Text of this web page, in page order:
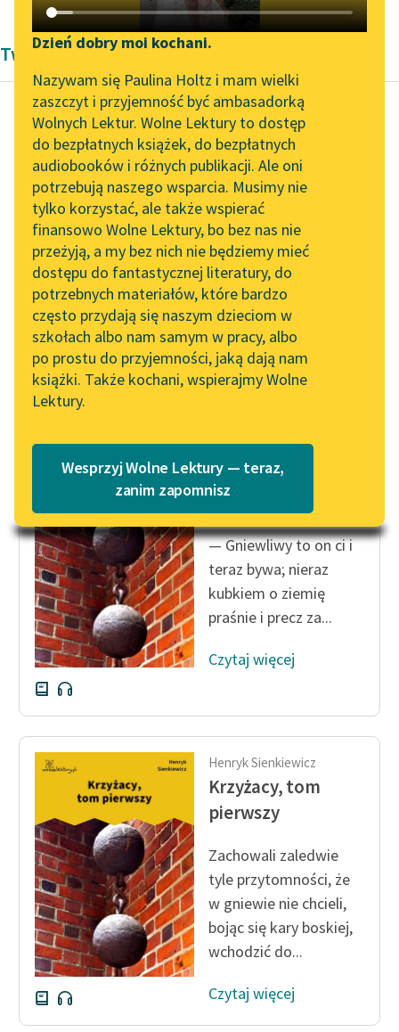
Katalog DAISY
Podkasty o książkach
Zgłoś brak utworu
Aktualności
„Prokurator Alicja Horn”
do słuchania
Byliśmy częścią AI Impact
Lab
Zapraszamy na spotkanie
online z tłumaczkami
literatury skandynawskiej
Spotkanie z Katarzyną
Tunkiel w Oslo
102. lata temu zmarł
Joseph Conrad
Lektury szkolne i klasyka
literatury do słuchania dla
uczennic i uczniów z
niepełnosprawnościami
E-kolekcja lektur
szkolnych i literatury do
słuchania dla uczennic i
uczniów z
niepełnosprawnościami
Feministyczne inspiracje.
skandynawskiej literatury
feministycznej
Ręce pełne poezji
Kolekcje edukacyjne
twórców przechodzących
do domeny publicznej,
lektur szkolnych oraz
Starego Testamentu
Odkurzamy bohaterów
Szkoła Poezji Wolnych
Lektur
Narzędzia
Mapa Wolnych Lektur
Leśmianator
Przewodnik dla piszących i
czytających
API
OAI-PMH
Widget Wolnych Lektur
Przypisy
Katalog w formacie PDF
Dzień dobry moi kochani.
Nazywam się Paulina Holtz i mam wielki
zaszczyt i przyjemność być ambasadorką
Wolnych Lektur. Wolne Lektury to dostęp
do bezpłatnych książek, do bezpłatnych
audiobooków i różnych publikacji. Ale oni
potrzebują naszego wsparcia. Musimy nie
tylko korzystać, ale także wspierać
finansowo Wolne Lektury, bo bez nas nie
przeżyją, a my bez nich nie będziemy mieć
dostępu do fantastycznej literatury, do
potrzebnych materiałów, które bardzo
często przydają się naszym dzieciom w
szkołach albo nam samym w pracy, albo
po prostu do przyjemności, jaką dają nam
książki. Także kochani, wspierajmy Wolne
Lektury.
Wesprzyj Wolne Lektury — teraz,
zanim zapomnisz
Twórczość Pozytywizm Henryka Sienkiewicza
Henryk Sienkiewicz
Krzyżacy, tom
pierwszy
Opat ujrzawszy Maćka,
zanim jeszcze zsiadł z
konia, cisnął w jego
stronę oszczepem, nie
dlatego...
Czytaj więcej
Henryk Sienkiewicz
Krzyżacy, tom
pierwszy
— Gniewliwy to on ci i
teraz bywa; nieraz
kubkiem o ziemię
praśnie i precz za...
Czytaj więcej
Henryk Sienkiewicz
Krzyżacy, tom
pierwszy
Zachowali zaledwie
tyle przytomności, że
w gniewie nie chcieli,
bojąc się kary boskiej,
wchodzić do...
Czytaj więcej